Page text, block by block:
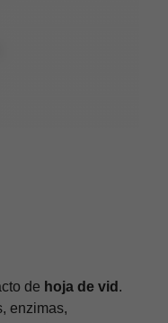
de hoja de vid .
enzimas,